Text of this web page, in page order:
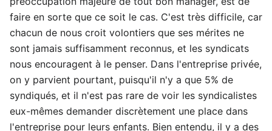
faire en sorte que ce soit le cas. C'est très difficile, car
chacun de nous croit volontiers que ses mérites ne
sont jamais suffisamment reconnus, et les syndicats
nous encouragent à le penser. Dans l'entreprise privée,
on y parvient pourtant, puisqu'il n'y a que 5% de
syndiqués, et il n'est pas rare de voir les syndicalistes
eux-mêmes demander discrètement une place dans
l'entreprise pour leurs enfants. Bien entendu, il y a des